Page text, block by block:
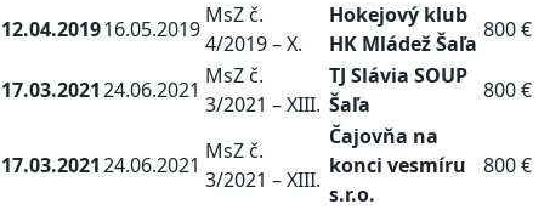
12.04.201916.05.2019
MsZ č.
4/2019 – X.
Hokejový klub
HK Mládež Šaľa
800 €
17.03.202124.06.2021
MsZ č.
3/2021 – XIII.
TJ Slávia SOUP
Šaľa
800 €
17.03.202124.06.2021
MsZ č.
3/2021 – XIII.
Čajovňa na
konci vesmíru
s.r.o.
800 €